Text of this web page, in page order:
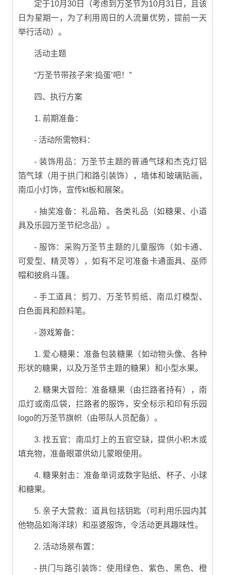
定于10月30日（考虑到万圣节为10月31日，且该
日为星期一，为了利用周日的人流量优势，提前一天
举行活动）。
活动主题
“万圣节带孩子来‘捣蛋’吧！”
四、执行方案
1. 前期准备：
- 活动所需物料：
- 装饰用品：万圣节主题的普通气球和杰克灯铝
箔气球（用于拱门和路引装饰），墙体和玻璃贴画，
南瓜小灯饰，宣传kt板和展架。
- 抽奖准备：礼品箱、各类礼品（如糖果、小道
具及乐园万圣节纪念品）。
- 服饰：采购万圣节主题的儿童服饰（如卡通、
可爱型、精灵等），如有不足可准备卡通面具、巫师
帽和披肩斗篷。
- 手工道具：剪刀、万圣节剪纸、南瓜灯模型、
白色面具和颜料笔。
- 游戏筹备：
1. 爱心糖果：准备包装糖果（如动物头像、各种
形状的糖果，以及万圣节主题的糖果）和小型水果。
2. 糖果大冒险：准备糖果（由拦路者持有），南
瓜灯或南瓜袋，拦路者的服饰，安全标示和印有乐园
logo的万圣节旗帜（由带队人员配备）。
3. 找五官：南瓜灯上的五官空缺，提供小积木或
填充物，准备眼罩供幼儿蒙眼使用。
4. 糖果射击：准备单词或数字贴纸、杯子、小球
和糖果。
5. 亲子大营救：道具包括钥匙（可利用乐园内其
他物品如海洋球）和巫婆服饰，令活动更具趣味性。
2. 活动场景布置：
- 拱门与路引装饰：使用绿色、紫色、黑色、橙